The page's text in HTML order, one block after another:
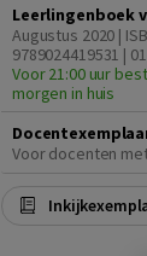
Leerlingenboek
Augustus 2020 |
9789024419531 |
Voor 21:00 uur
morgen in huis
Voor docenten